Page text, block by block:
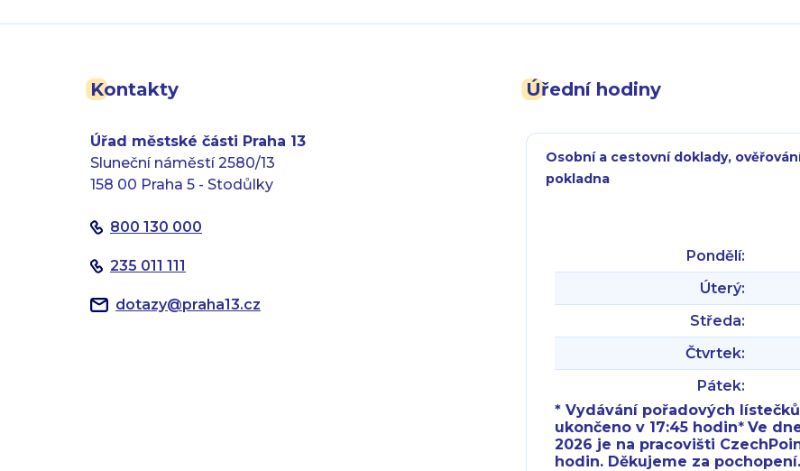
Kontakty
Úřad městské části Praha 13
Sluneční náměstí 2580/13
158 00 Praha 5 - Stodůlky
800 130 000
235 011 111
dotazy@praha13.cz
Úřední hodiny
Osobní a cestovní doklady,
pokladna
Pondělí:
Úterý:
Středa:
Čtvrtek:
Pátek:
* Vydávání pořadových
ukončeno v 17:45 hodin*Ve
2026 je na pracovišti
hodin. Děkujeme za pochopení.